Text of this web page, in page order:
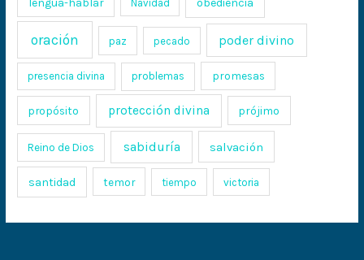
Navidad
oración paz pecado poder divino
presencia divina problemas promesas
propósito protección divina prójimo
Reino de Dios sabiduría salvación
santidad temor tiempo victoria